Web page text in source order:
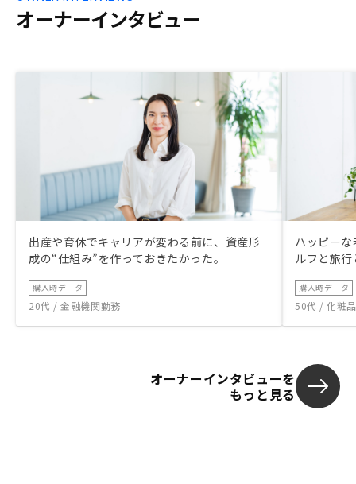
があれば使いやすいです。
オーナーインタビュー
出産や育休でキャリアが変わる前に、資産形
成の“仕組み”を作っておきたかった。
購入時データ
20代 / 金融機関勤務
ハッピー
ルフと旅
購入時データ
50代 / 化粧
オーナーインタビューを
もっと見る